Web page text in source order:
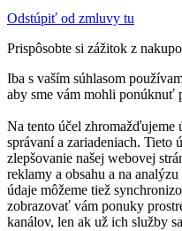
Odstúpiť od zmluvy tu
Prispôsobte si zážitok z
Iba s vaším súhlasom
aby sme vám mohli ponúknuť
Na tento účel zhromažďujeme
správaní a zariadeniach. Tieto
zlepšovanie našej webovej
reklamy a obsahu a na
údaje môžeme tiež
zobrazovať vám ponuky
kanálov, len ak už ich služby